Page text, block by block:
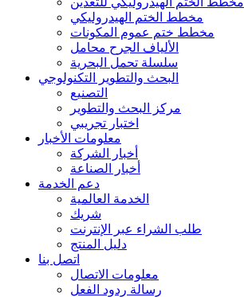
مخطط الختم الهيدروليكي
مخطط ختم عموم المكونات
الألياف الجرح محامل
سلسلة تحمل البحرية
البحث والتطوير التكنولوجي
التصنيع
مركز البحث والتطوير
اختبار تجريبي
معلومات الأخبار
أخبار الشركة
أخبار الصناعة
دعم الخدمة
الخدمة العالمية
شريك
طلب الشراء عبر الإنترنت
دليل المنتج
اتصل بنا
معلومات الاتصال
رسالة ردود الفعل